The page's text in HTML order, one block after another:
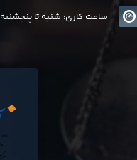
ساعت کاری: شنبه تا پنجشنبه 8 الی17